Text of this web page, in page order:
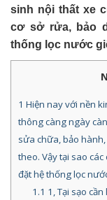
sinh nội thất xe
cơ sở rửa, bảo
thống lọc nước
1 Hiện nay với nền
thông càng ngày
sửa chữa, bảo
theo. Vậy tại sao
đặt hệ thống lọc
1.1 1, Tại sạo